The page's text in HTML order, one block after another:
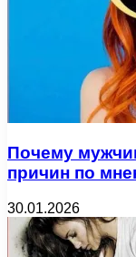
Почему
причин по
30.01.2026